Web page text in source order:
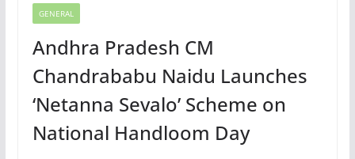
GENERAL
Andhra Pradesh CM
Chandrababu Naidu Launches
‘Netanna Sevalo’ Scheme on
National Handloom Day